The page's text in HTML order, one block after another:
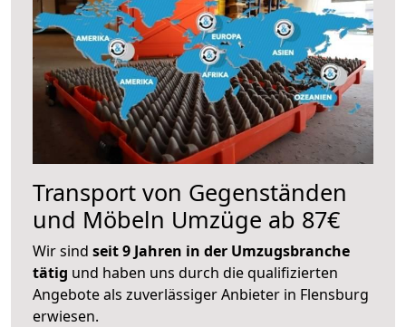
Transport von Gegenständen
und Möbeln Umzüge ab 87€
Wir sind seit 9 Jahren in der Umzugsbranche
tätig und haben uns durch die qualifizierten
Angebote als zuverlässiger Anbieter in Flensburg
erwiesen.